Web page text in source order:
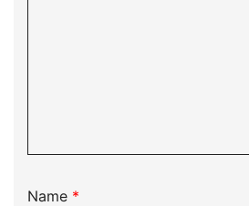
Name *